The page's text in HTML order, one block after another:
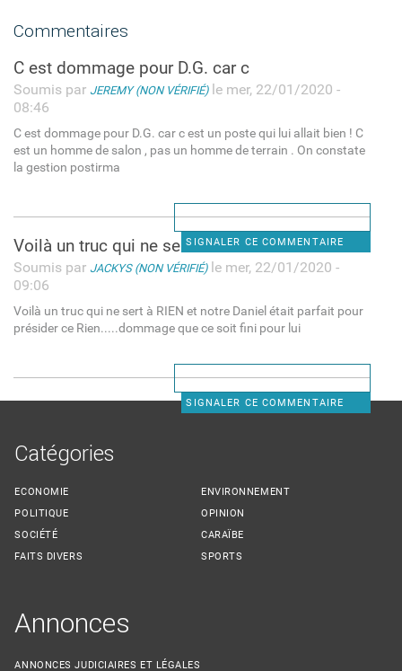
Commentaires
C est dommage pour D.G. car c
Soumis par JEREMY (NON VÉRIFIÉ)le mer, 22/01/2020 -
08:46
C est dommage pour D.G. car c est un poste qui lui allait bien ! C
est un homme de salon , pas un homme de terrain . On constate
la gestion postirma
SIGNALER CE COMMENTAIRE
Voilà un truc qui ne sert à
Soumis par JACKYS (NON VÉRIFIÉ)le mer, 22/01/2020 -
09:06
Voilà un truc qui ne sert à RIEN et notre Daniel était parfait pour
présider ce Rien.....dommage que ce soit fini pour lui
SIGNALER CE COMMENTAIRE
Catégories
ECONOMIE
POLITIQUE
SOCIÉTÉ
FAITS DIVERS
ENVIRONNEMENT
OPINION
CARAÏBE
SPORTS
Annonces
ANNONCES JUDICIAIRES ET LÉGALES